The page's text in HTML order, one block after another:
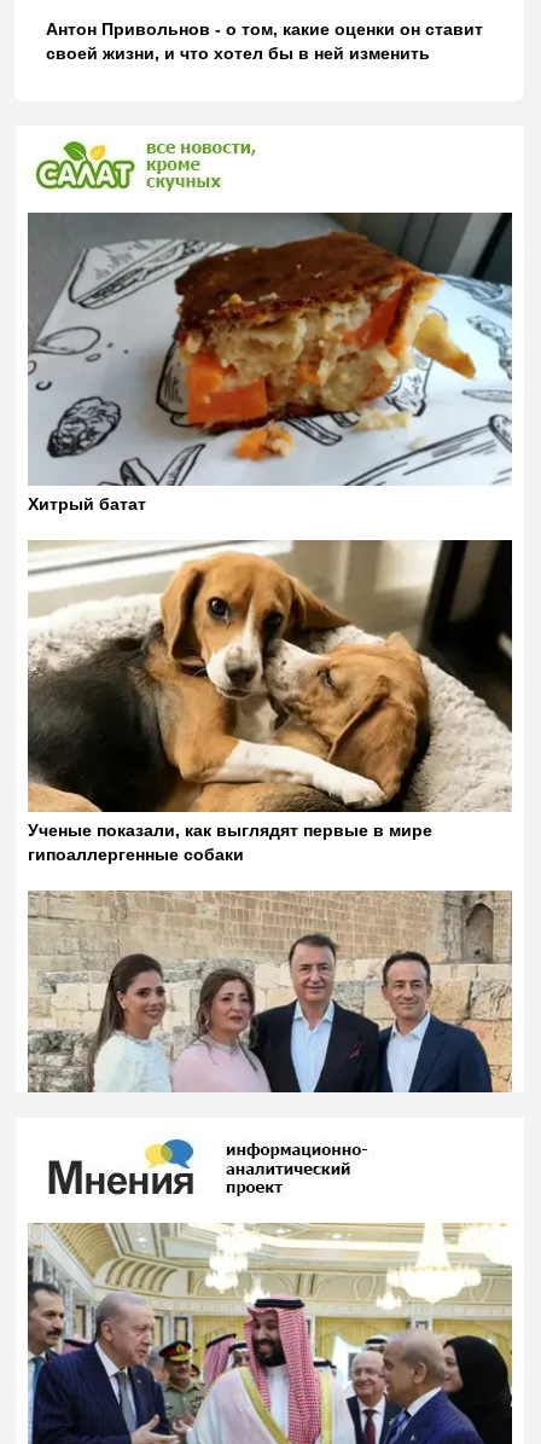
Антон Привольнов - о том, какие оценки он ставит
своей жизни, и что хотел бы в ней изменить